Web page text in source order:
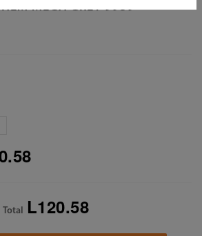
MEGA GREY 9939
Total L120.58